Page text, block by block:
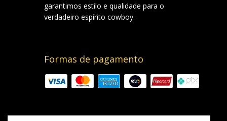
garantimos estilo e qualidade para o
verdadeiro espírito cowboy.
Formas de pagamento